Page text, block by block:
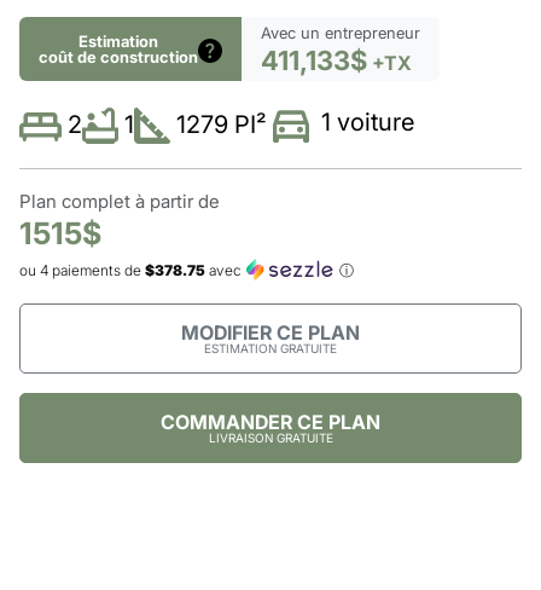
Estimation
coût de construction
Avec un entrepreneur
411,133$ +TX
2 1 1279 PI² 1 voiture
Plan complet à partir de
1515$
ou 4 paiements de $378.75 avec ⓘ
MODIFIER CE PLAN
ESTIMATION GRATUITE
COMMANDER CE PLAN
LIVRAISON GRATUITE